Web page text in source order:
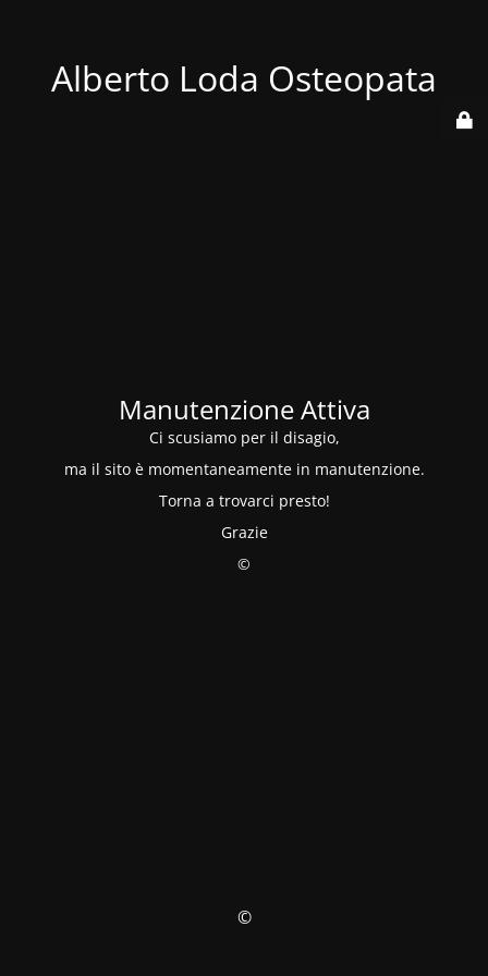
Alberto Loda Osteopata
Manutenzione Attiva
Ci scusiamo per il disagio,
ma il sito è momentaneamente in manutenzione.
Torna a trovarci presto!
Grazie
©
©